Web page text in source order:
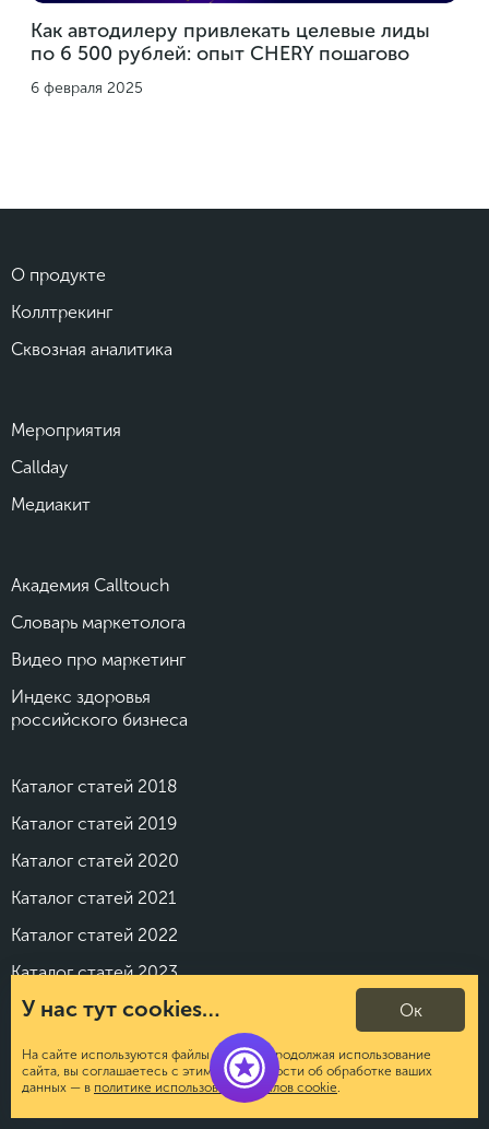
Как автодилеру привлекать целевые лиды
по 6 500 рублей: опыт CHERY пошагово
6 февраля 2025
О продукте
Коллтрекинг
Сквозная аналитика
Мероприятия
Callday
Медиакит
Академия Calltouch
Словарь маркетолога
Видео про маркетинг
Индекс здоровья
российского бизнеса
Каталог статей 2018
Каталог статей 2019
Каталог статей 2020
Каталог статей 2021
Каталог статей 2022
Каталог статей 2023
Каталог статей 2024
Каталог статей 2025
Каталог статей 2026
У нас тут cookies…
На сайте используются файлы cookies. Продолжая использование
сайта, вы соглашаетесь с этим. Подробности об обработке ваших
данных — в политике использования файлов cookie.
Ок